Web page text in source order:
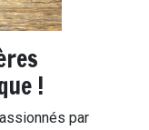
!
par